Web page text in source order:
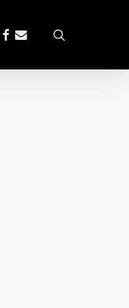
facebook
email